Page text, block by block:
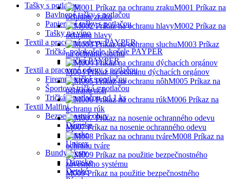
Tašky s potlačou
Bavlnené tašky s potlačou
Papierové tašky s potlačou
Tašky na víno
Textil a pracovné odevy PAYPER
Tričká, polokošele, košele PAYPER
Tričká PAYPER
Textil a pracovné odevy s potlačou
Firemné tričká s potlačou
Športové tričká s potlačou
Tričká s potlačou od 1 ks
Textil Malfini
Bezpečnostná obuv
Dámske
Pánske
Unisex
Bundy-Vesty
Dámske
Detské
M001 Príkaz na
ochranu zraku
M002 Príkaz na
ochranu hlavy
M003 Príkaz
na ochranu sluchu
M004 Príkaz na ochranu dýchacích orgánov
M005 Príkaz na
ochranu nôh
M006 Príkaz na
ochranu rúk
M007 Príkaz na nosenie ochranného odevu
M008 Príkaz na
ochranu tváre
M009 Príkaz na použitie bezpečnostného